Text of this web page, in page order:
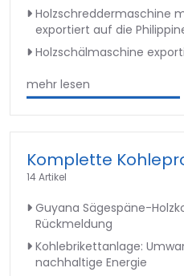
Holzschreddermaschine
exportiert auf die
Holzschälmaschine
mehr lesen
Komplette
14 Artikel
Guyana Sägespäne-
Rückmeldung
Kohlebrikettanlage:
nachhaltige Energie